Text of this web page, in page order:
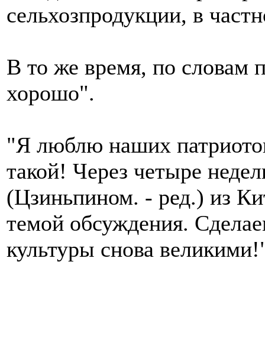
сельхозпродукции, в
В то же время, по словам
хорошо".
"Я люблю наших
такой! Через четыре
(Цзиньпином. - ред.) из
темой обсуждения.
культуры снова